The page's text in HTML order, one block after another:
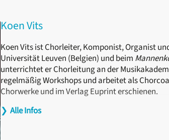
Koen Vits
Koen Vits ist Chorleiter, Komponist, Organist
Universität Leuven (Belgien) und beim
unterrichtet er Chorleitung an der
regelmäßig Workshops und arbeitet als
Chorwerke und im Verlag Euprint erschienen.
❯ Alle Infos